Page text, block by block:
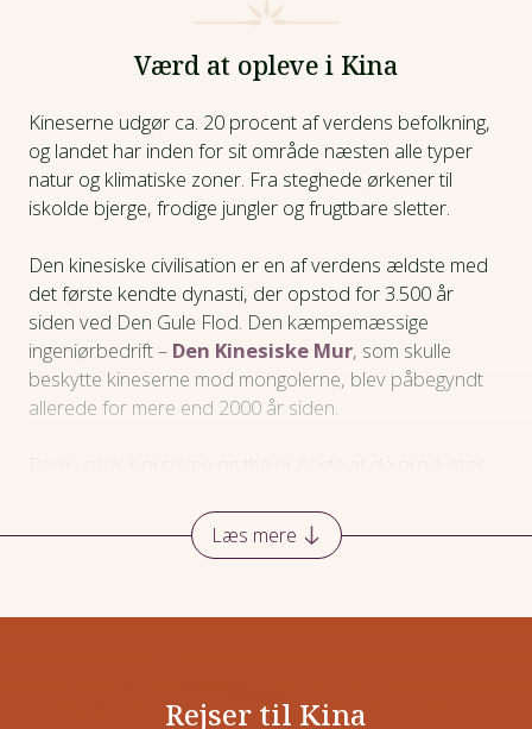
Klima og vejr
FAQ
Her skal du bo
Praktiske oplysninger
Værd at opleve i Kina
Kineserne udgør ca. 20 procent af verdens befolkning,
og landet har inden for sit område næsten alle typer
natur og klimatiske zoner. Fra steghede ørkener til
iskolde bjerge, frodige jungler og frugtbare sletter.
Den kinesiske civilisation er en af verdens ældste med
det første kendte dynasti, der opstod for 3.500 år
siden ved Den Gule Flod. Den kæmpemæssige
ingeniørbedrift – Den Kinesiske Mur, som skulle
beskytte kineserne mod mongolerne, blev påbegyndt
allerede for mere end 2000 år siden.
resten af verden gennem bl.a. den gamle silkevej tværs
i mange kinesere.
Læs mere
Rejser til Kina